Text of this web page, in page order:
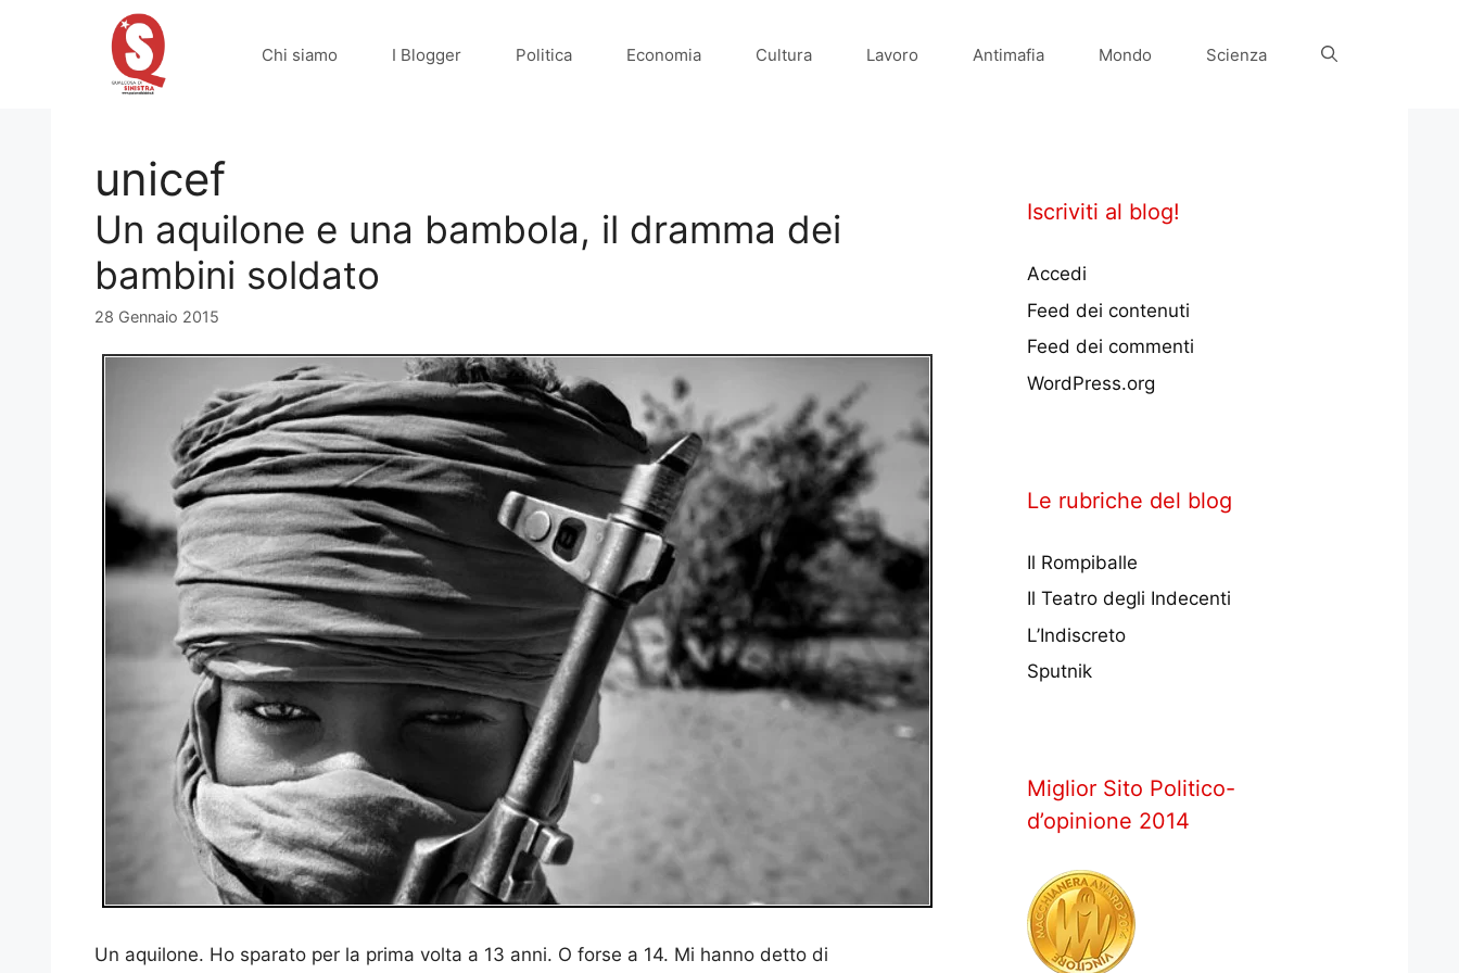
Chi siamo I Blogger Politica Economia Cultura Lavoro Antimafia Mondo Scienza
unicef
Un aquilone e una bambola, il dramma dei
bambini soldato
28 Gennaio 2015
Un aquilone. Ho sparato per la prima volta a 13 anni. O forse a 14. Mi hanno detto di
Iscriviti al blog!
Accedi
Feed dei contenuti
Feed dei commenti
WordPress.org
Le rubriche del blog
Il Rompiballe
Il Teatro degli Indecenti
L’Indiscreto
Sputnik
Miglior Sito Politico-
d’opinione 2014